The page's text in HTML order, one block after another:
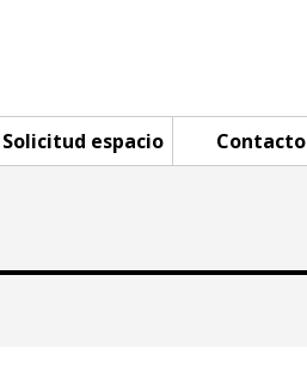
Solicitud espacio Contacto